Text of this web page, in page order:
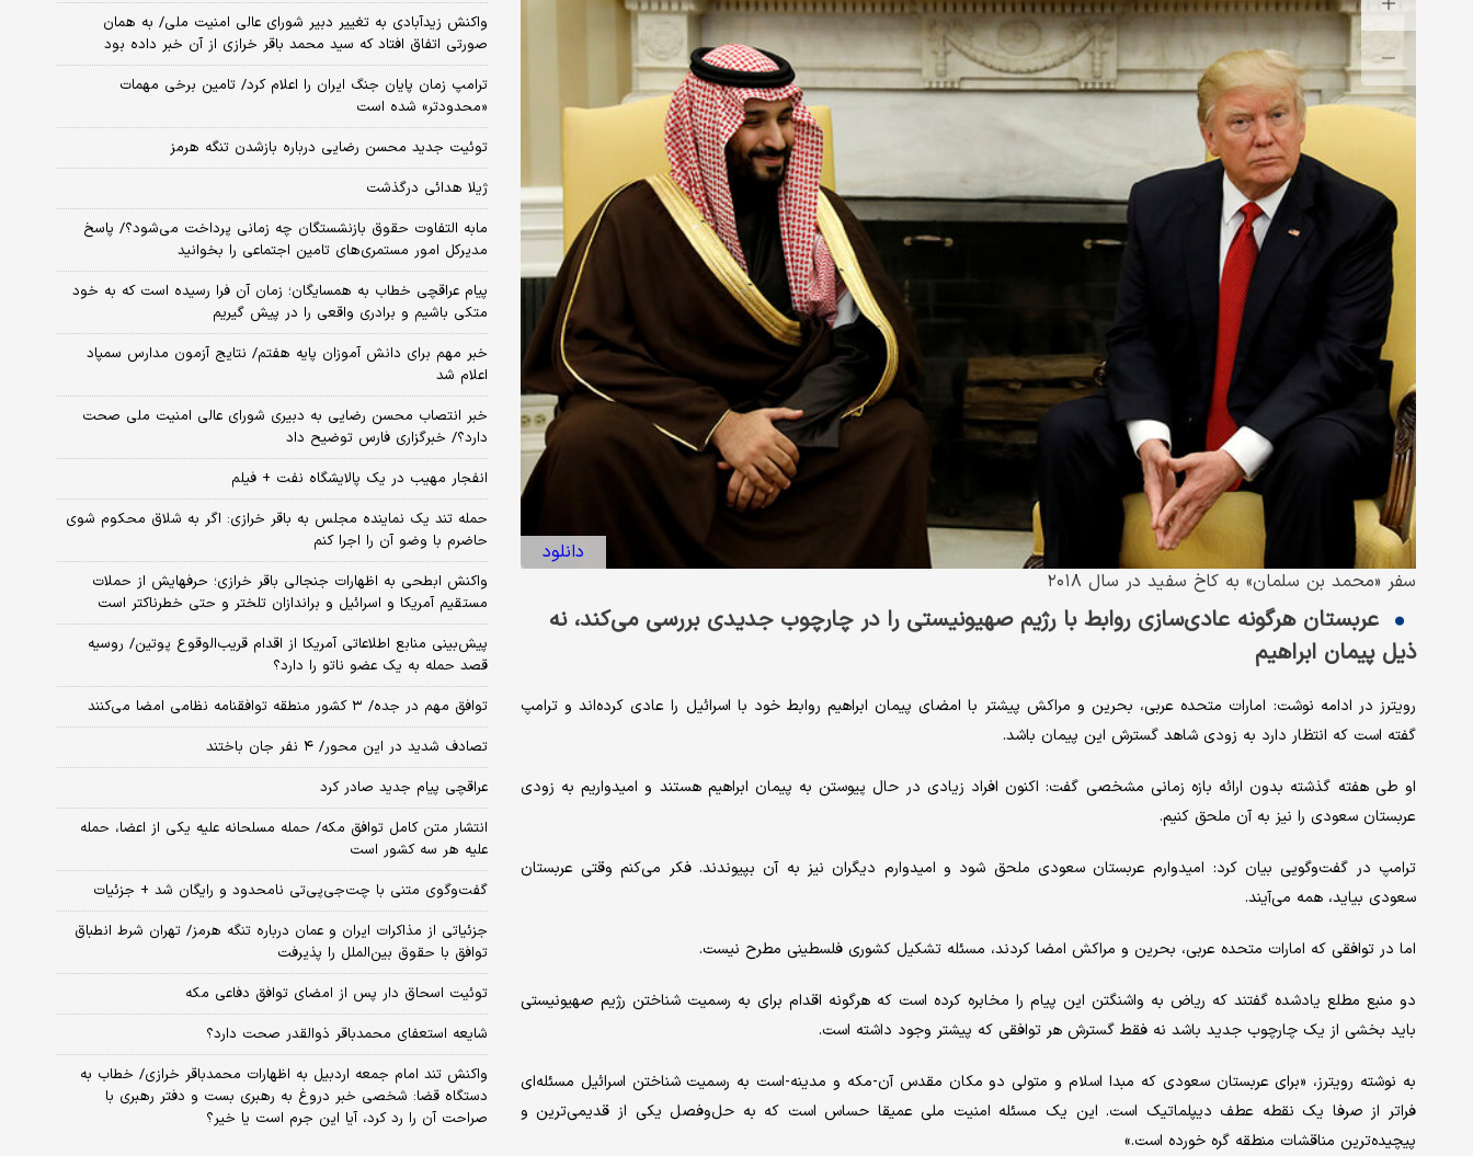
دانلود
سفر «محمد بن سلمان» به کاخ سفید در سال ۲۰۱۸
عربستان هرگونه عادی‌سازی روابط با رژیم صهیونیستی را در چارچوب جدیدی بررسی می‌کند، نه
ذیل پیمان ابراهیم
رویترز در ادامه نوشت: امارات متحده عربی، بحرین و مراکش پیشتر با امضای پیمان ابراهیم روابط خود با اسرائیل را عادی کرده‌اند و ترامپ
گفته است که انتظار دارد به زودی شاهد گسترش این پیمان باشد.
او طی هفته گذشته بدون ارائه بازه زمانی مشخصی گفت: اکنون افراد زیادی در حال پیوستن به پیمان ابراهیم هستند و امیدواریم به زودی
عربستان سعودی را نیز به آن ملحق کنیم.
ترامپ در گفت‌وگویی بیان کرد: امیدوارم عربستان سعودی ملحق شود و امیدوارم دیگران نیز به آن بپیوندند. فکر می‌کنم وقتی عربستان
سعودی بیاید، همه می‌آیند.
اما در توافقی که امارات متحده عربی، بحرین و مراکش امضا کردند، مسئله تشکیل کشوری فلسطینی مطرح نیست.
دو منبع مطلع یادشده گفتند که ریاض به واشنگتن این پیام را مخابره کرده است که هرگونه اقدام برای به رسمیت شناختن رژیم صهیونیستی
باید بخشی از یک چارچوب جدید باشد نه فقط گسترش هر توافقی که پیشتر وجود داشته است.
به نوشته رویترز، «برای عربستان سعودی که مبدا اسلام و متولی دو مکان مقدس آن-مکه و مدینه-است به رسمیت شناختن اسرائیل مسئله‌ای
فراتر از صرفا یک نقطه عطف دیپلماتیک است. این یک مسئله امنیت ملی عمیقا حساس است که به حل‌وفصل یکی از قدیمی‌ترین و
پیچیده‌ترین مناقشات منطقه گره خورده است.»
واکنش زیدآبادی به تغییر دبیر شورای عالی امنیت ملی/ به همان
صورتی اتفاق افتاد که سید محمد باقر خرازی از آن خبر داده بود
ترامپ زمان پایان جنگ ایران را اعلام کرد/ تامین برخی مهمات
«محدودتر» شده است
توئیت جدید محسن رضایی درباره بازشدن تنگه هرمز
ژیلا هدائی درگذشت
مابه التفاوت حقوق بازنشستگان چه زمانی پرداخت می‌شود؟/ پاسخ
مدیرکل امور مستمری‌های تامین اجتماعی را بخوانید
پیام عراقچی خطاب به همسایگان؛ زمان آن فرا رسیده است که به خود
متکی باشیم و برادری واقعی را در پیش گیریم
خبر مهم برای دانش آموزان پایه هفتم/ نتایج آزمون مدارس سمپاد
اعلام شد
خبر انتصاب محسن رضایی به دبیری شورای عالی امنیت ملی صحت
دارد؟/ خبرگزاری فارس توضیح داد
انفجار مهیب در یک پالایشگاه نفت + فیلم
حمله تند یک نماینده مجلس به باقر خرازی: اگر به شلاق محکوم شوی
حاضرم با وضو آن را اجرا کنم
واکنش ابطحی به اظهارات جنجالی باقر خرازی؛ حرفهایش از حملات
مستقیم آمریکا و اسرائیل و براندازان تلختر و حتی خطرناکتر است
پیش‌بینی منابع اطلاعاتی آمریکا از اقدام قریب‌الوقوع پوتین/ روسیه
قصد حمله به یک عضو ناتو را دارد؟
توافق مهم در جده/ ۳ کشور منطقه توافقنامه نظامی امضا می‌کنند
تصادف شدید در این محور/ ۴ نفر جان باختند
عراقچی پیام جدید صادر کرد
انتشار متن کامل توافق مکه/ حمله مسلحانه علیه یکی از اعضا، حمله
علیه هر سه کشور است
گفت‌وگوی متنی با چت‌جی‌پی‌تی نامحدود و رایگان شد + جزئیات
جزئیاتی از مذاکرات ایران و عمان درباره تنگه هرمز/ تهران شرط انطباق
توافق با حقوق بین‌الملل را پذیرفت
توئیت اسحاق دار پس از امضای توافق دفاعی مکه
شایعه استعفای محمدباقر ذوالقدر صحت دارد؟
واکنش تند امام جمعه اردبیل به اظهارات محمدباقر خرازی/ خطاب به
دستگاه قضا: شخصی خبر دروغ به رهبری بست و دفتر رهبری با
صراحت آن را رد کرد، آیا این جرم است یا خیر؟